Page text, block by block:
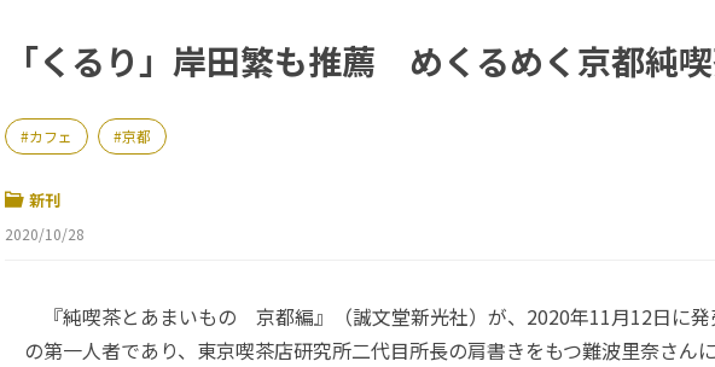
「くるり」岸田繁も推薦 めくるめく京都純
カフェ 京都
新刊
2020/10/28
『純喫茶とあまいもの 京都編』（誠文堂新光社）が、2020年11月12日に発
の第一人者であり、東京喫茶店研究所二代目所長の肩書きをもつ難波里奈さん